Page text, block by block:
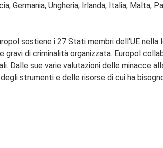
Germania, Ungheria, Irlanda, Italia, Malta,
sostiene i 27 Stati membri dell'UE
di criminalità organizzata. Europol
Dalle sue varie valutazioni delle minacce
strumenti e delle risorse di cui ha